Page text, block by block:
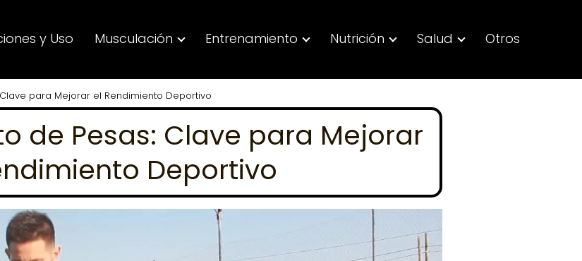
y Uso Musculación Entrenamiento Nutrición Salud Otros
para Mejorar el Rendimiento Deportivo
de Pesas: Clave para Mejorar
Deportivo